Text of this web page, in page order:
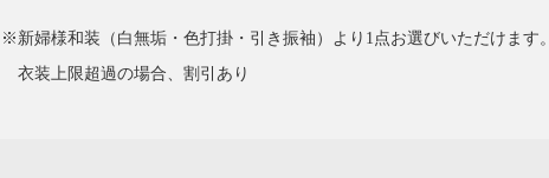
※新婦様和装（白無垢・色打掛・引き振袖）より1点お選びいただけます。
衣装上限超過の場合、割引あり